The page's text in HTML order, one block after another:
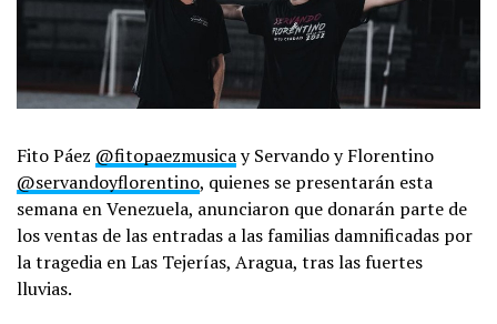
Fito Páez @fitopaezmusicay Servando y Florentino
@servandoyflorentino, quienes se presentarán esta
semana en Venezuela, anunciaron que donarán parte de
los ventas de las entradas a las familias damnificadas por
la tragedia en Las Tejerías, Aragua, tras las fuertes
lluvias.